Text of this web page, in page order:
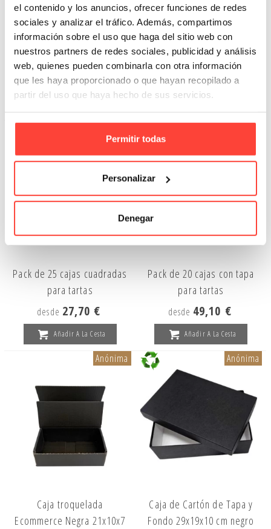
el contenido y los anuncios, ofrecer funciones de redes
sociales y analizar el tráfico. Además, compartimos
información sobre el uso que haga del sitio web con
nuestros partners de redes sociales, publicidad y análisis
web, quienes pueden combinarla con otra información
que les haya proporcionado o que hayan recopilado a
partir del uso que haya hecho de sus servicios.
Permitir todas
Personalizar
Denegar
Pack de 4.000 cajas de 45,5
x 22 x 13 cm
Referencia: 9931
4.559,27 €
Añadir A La Cesta
Pack de 25 cajas para
pastas
desde14,05 €
Añadir A La Cesta
Pack de 25 cajas cuadradas
para tartas
desde 27,70 €
Añadir A La Cesta
Pack de 20 cajas con tapa
para tartas
desde 49,10 €
Añadir A La Cesta
Anónima
Caja troquelada
Ecommerce Negra 21x10x7
Anónima
Caja de Cartón de Tapa y
Fondo 29x19x10 cm negro